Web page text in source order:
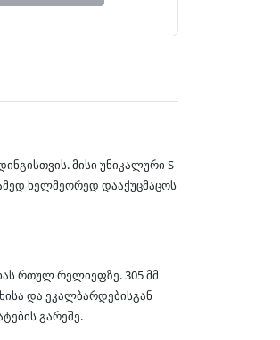
მისი უნიკალური S-
ხელმეორედ დააქუცმაცოს
რთულ რელიეფზე. 305 მმ
და ეკალბარდებისგან
გარეშე.